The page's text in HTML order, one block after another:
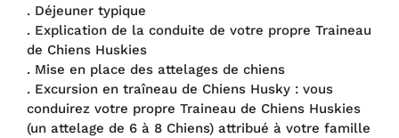
. Déjeuner typique
. Explication de la conduite de votre propre Traineau
de Chiens Huskies
. Mise en place des attelages de chiens
. Excursion en traîneau de Chiens Husky : vous
conduirez votre propre Traineau de Chiens Huskies
(un attelage de 6 à 8 Chiens) attribué à votre famille